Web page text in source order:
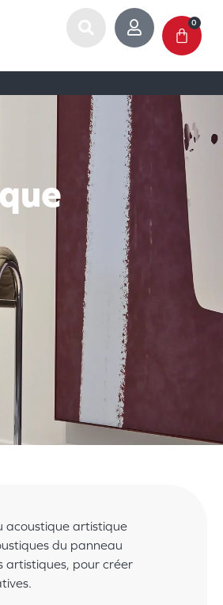
0
acoustique artistique
du panneau
artistiques, pour créer